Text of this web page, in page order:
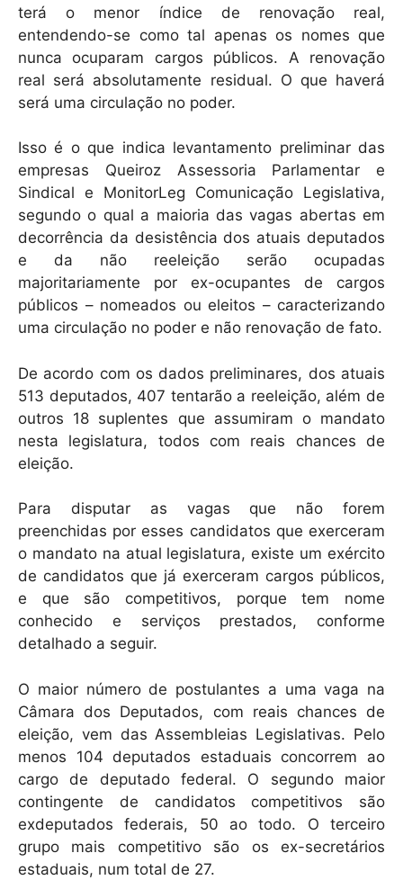
terá o menor índice de renovação real,
entendendo-se como tal apenas os nomes que
nunca ocuparam cargos públicos. A renovação
real será absolutamente residual. O que haverá
será uma circulação no poder.
Isso é o que indica levantamento preliminar das
empresas Queiroz Assessoria Parlamentar e
Sindical e MonitorLeg Comunicação Legislativa,
segundo o qual a maioria das vagas abertas em
decorrência da desistência dos atuais deputados
e da não reeleição serão ocupadas
majoritariamente por ex-ocupantes de cargos
públicos – nomeados ou eleitos – caracterizando
uma circulação no poder e não renovação de fato.
De acordo com os dados preliminares, dos atuais
513 deputados, 407 tentarão a reeleição, além de
outros 18 suplentes que assumiram o mandato
nesta legislatura, todos com reais chances de
eleição.
Para disputar as vagas que não forem
preenchidas por esses candidatos que exerceram
o mandato na atual legislatura, existe um exército
de candidatos que já exerceram cargos públicos,
e que são competitivos, porque tem nome
conhecido e serviços prestados, conforme
detalhado a seguir.
O maior número de postulantes a uma vaga na
Câmara dos Deputados, com reais chances de
eleição, vem das Assembleias Legislativas. Pelo
menos 104 deputados estaduais concorrem ao
cargo de deputado federal. O segundo maior
contingente de candidatos competitivos são
exdeputados federais, 50 ao todo. O terceiro
grupo mais competitivo são os ex-secretários
estaduais, num total de 27.